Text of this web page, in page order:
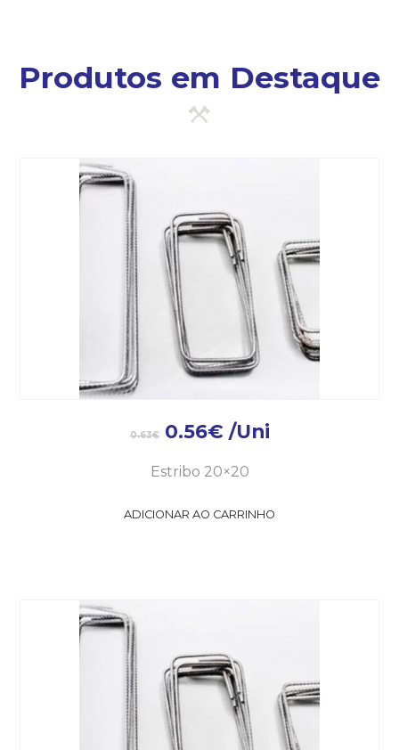
Produtos em Destaque
0.63€ 0.56€ /Uni
Estribo 20×20
ADICIONAR AO CARRINHO